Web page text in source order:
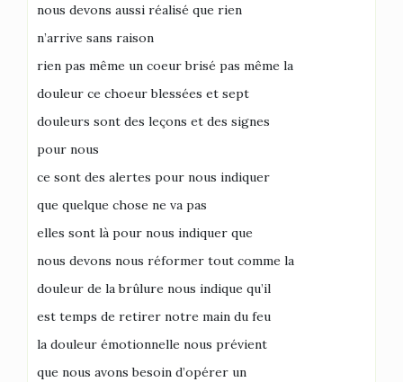
nous devons aussi réalisé que rien
n’arrive sans raison
rien pas même un coeur brisé pas même la
douleur ce choeur blessées et sept
douleurs sont des leçons et des signes
pour nous
ce sont des alertes pour nous indiquer
que quelque chose ne va pas
elles sont là pour nous indiquer que
nous devons nous réformer tout comme la
douleur de la brûlure nous indique qu’il
est temps de retirer notre main du feu
la douleur émotionnelle nous prévient
que nous avons besoin d’opérer un